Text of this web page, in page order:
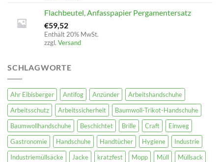
Flachbeutel, Anfasspapier Pergamentersatz
€59,52
Enthält 20% MwSt.
zzgl. Versand
SCHLAGWORTE
Ahr Eibisberger Antifog Anzünder
Arbeitshandschuhe
Arbeitsschutz
Arbeitssicherheit
Baumwoll-Trikot-Handschuhe
Baumwollhandschuhe
Beschichtet Brille Craft
Einweg
Gastronomie
Handschuhe Handtücher Hygiene
Industrie
Industriemüllsäcke
Jacke kratzfest Mopp Müll
Müllsack